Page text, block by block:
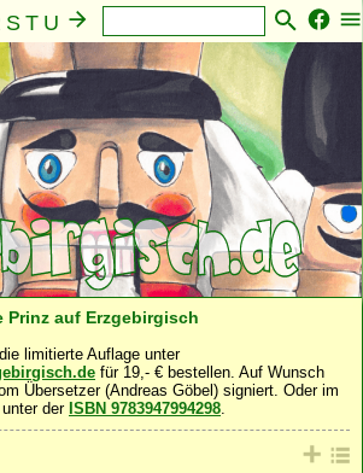
S T U
Y Z A B C D E F G I J
·Geist Familie· Gemeinschaft
·Natur·Sonstiges
Prinz auf Erzgebirgisch
limitierte Auflage unter
für 19,- € bestellen. Auf Wunsch
Übersetzer (Andreas Göbel) signiert. Oder im
der ISBN 9783947994298.